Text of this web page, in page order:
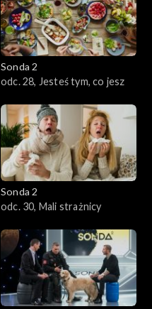
Sonda 2
odc. 28, Jesteś tym, co jesz
Sonda 2
odc. 30, Mali strażnicy